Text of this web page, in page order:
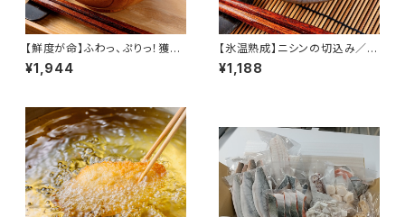
【鮮度が命】ふわっ、ぷりっ！獲れ
たてホッケのすり身（無添加）20
0g入／4パック（3D冷凍）
¥1,944
【氷温熟成】ニシンの切込み／2
パック（3D冷凍）
¥1,188